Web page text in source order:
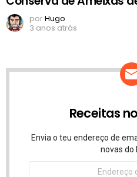
porHugo
3 anos atrás
Receitas
Envia o teu endereço de
novas do
Endereço